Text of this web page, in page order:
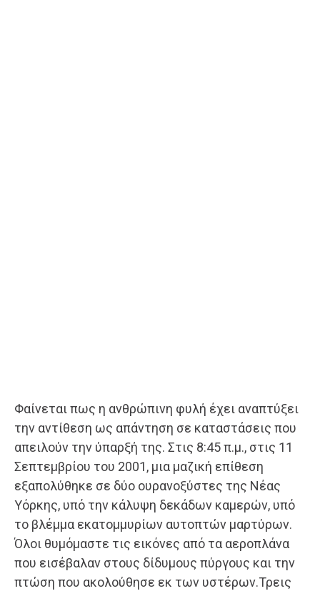
Φαίνεται πως η ανθρώπινη φυλή έχει αναπτύξει
την αντίθεση ως απάντηση σε καταστάσεις που
απειλούν την ύπαρξή της. Στις 8:45 π.μ., στις 11
Σεπτεμβρίου του 2001, μια μαζική επίθεση
εξαπολύθηκε σε δύο ουρανοξύστες της Νέας
Υόρκης, υπό την κάλυψη δεκάδων καμερών, υπό
το βλέμμα εκατομμυρίων αυτοπτών μαρτύρων.
Όλοι θυμόμαστε τις εικόνες από τα αεροπλάνα
που εισέβαλαν στους δίδυμους πύργους και την
πτώση που ακολούθησε εκ των υστέρων.Τρεις